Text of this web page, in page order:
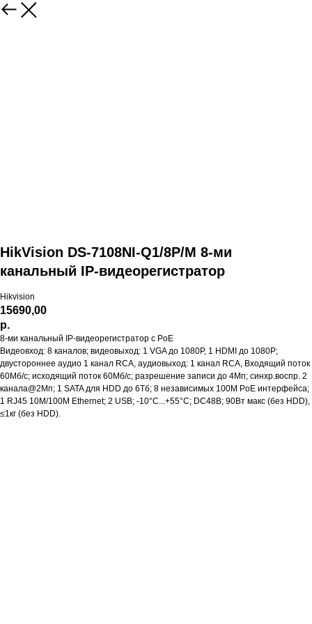
HikVision DS-7108NI-Q1/8P/M 8-ми
канальный IP-видеорегистратор
Hikvision
15690,00
р.
8-ми канальный IP-видеорегистратор c PoE
Видеовход: 8 каналов; видеовыход: 1 VGA до 1080Р, 1 HDMI до 1080Р;
двустороннее аудио 1 канал RCA, аудиовыход: 1 канал RCA, Входящий поток
60Мб/с; исходящий поток 60Мб/с; разрешение записи до 4Мп; синхр.воспр. 2
канала@2Мп; 1 SATA для HDD до 6Тб; 8 независимых 100M PoE интерфейса;
1 RJ45 10M/100M Ethernet; 2 USB; -10°C...+55°C; DC48В; 90Вт макс (без HDD),
≤1кг (без HDD).